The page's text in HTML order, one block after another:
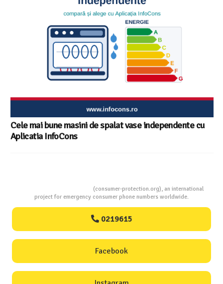
(consumer-protection.org), an international
project for emergency consumer phone numbers worldwide.
0219615
Facebook